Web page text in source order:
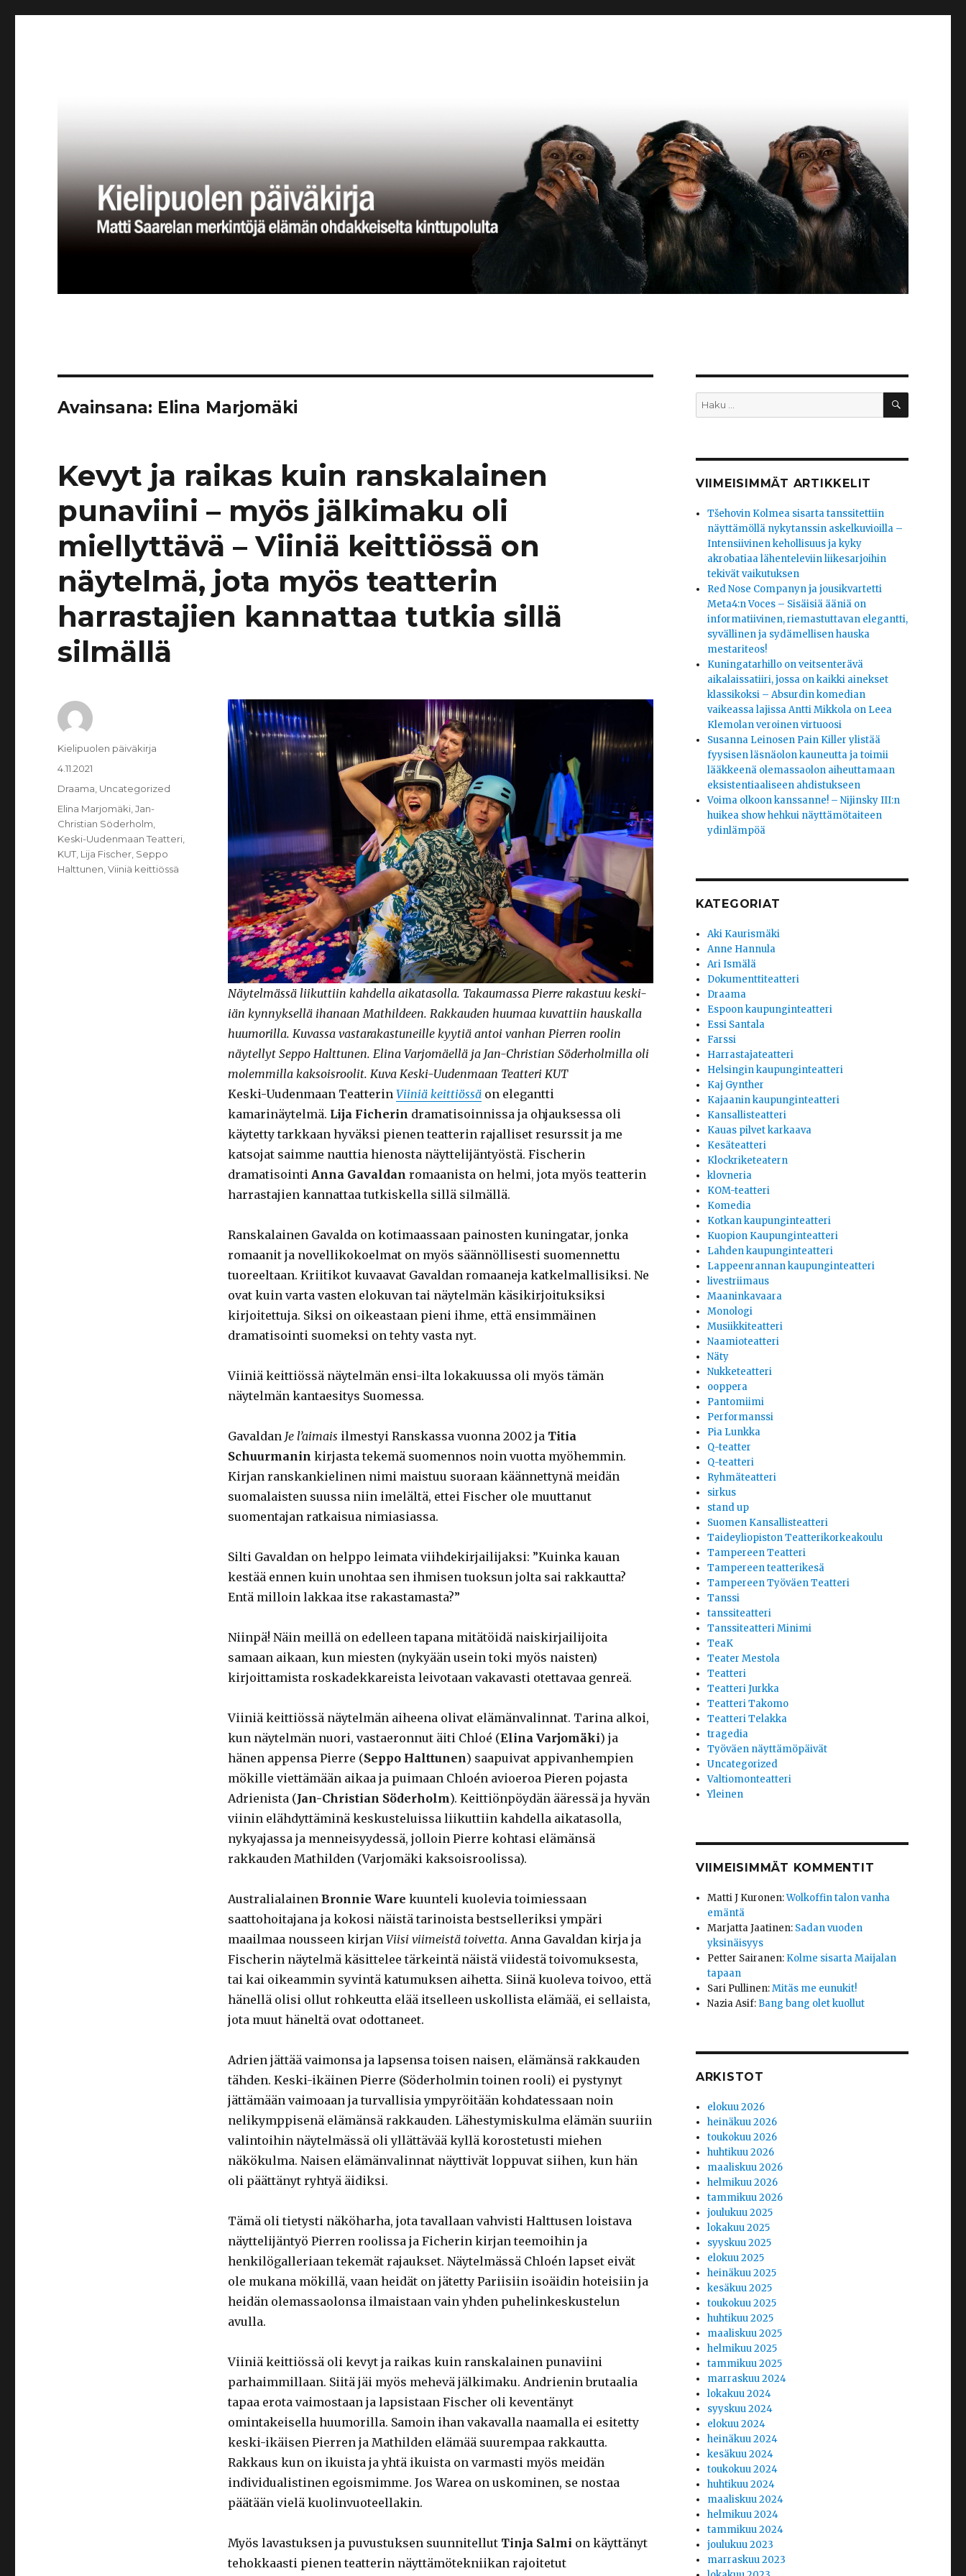
Avainsana: Elina Marjomäki
Kevyt ja raikas kuin ranskalainen
punaviini – myös jälkimaku oli
miellyttävä – Viiniä keittiössä on
näytelmä, jota myös teatterin
harrastajien kannattaa tutkia sillä
silmällä
Näytelmässä liikuttiin kahdella aikatasolla. Takaumassa Pierre rakastuu keski-
iän kynnyksellä ihanaan Mathildeen. Rakkauden huumaa kuvattiin hauskalla
huumorilla. Kuvassa vastarakastuneille kyytiä antoi vanhan Pierren roolin
näytellyt Seppo Halttunen. Elina Varjomäellä ja Jan-Christian Söderholmilla oli
molemmilla kaksoisroolit. Kuva Keski-Uudenmaan Teatteri KUT
Keski-Uudenmaan Teatterin Viiniä keittiössäon elegantti
kamarinäytelmä. Lija Ficherin dramatisoinnissa ja ohjauksessa oli
käytetty tarkkaan hyväksi pienen teatterin rajalliset resurssit ja me
katsojat saimme nauttia hienosta näyttelijäntyöstä. Fischerin
dramatisointi Anna Gavaldan romaanista on helmi, jota myös teatterin
harrastajien kannattaa tutkiskella sillä silmällä.
Ranskalainen Gavalda on kotimaassaan painosten kuningatar, jonka
romaanit ja novellikokoelmat on myös säännöllisesti suomennettu
tuoreeltaan. Kriitikot kuvaavat Gavaldan romaaneja katkelmallisiksi. Ne
ovat kuin varta vasten elokuvan tai näytelmän käsikirjoituksiksi
kirjoitettuja. Siksi on oikeastaan pieni ihme, että ensimmäinen
dramatisointi suomeksi on tehty vasta nyt.
Viiniä keittiössä näytelmän ensi-ilta lokakuussa oli myös tämän
näytelmän kantaesitys Suomessa.
Gavaldan Je l’aimais ilmestyi Ranskassa vuonna 2002 ja Titia
Schuurmanin kirjasta tekemä suomennos noin vuotta myöhemmin.
Kirjan ranskankielinen nimi maistuu suoraan käännettynä meidän
suomalaisten suussa niin imelältä, ettei Fischer ole muuttanut
suomentajan ratkaisua nimiasiassa.
Silti Gavaldan on helppo leimata viihdekirjailijaksi: ”Kuinka kauan
kestää ennen kuin unohtaa sen ihmisen tuoksun jolta sai rakkautta?
Entä milloin lakkaa itse rakastamasta?”
Niinpä! Näin meillä on edelleen tapana mitätöidä naiskirjailijoita
samaan aikaan, kun miesten (nykyään usein toki myös naisten)
kirjoittamista roskadekkareista leivotaan vakavasti otettavaa genreä.
Viiniä keittiössä näytelmän aiheena olivat elämänvalinnat. Tarina alkoi,
kun näytelmän nuori, vastaeronnut äiti Chloé (Elina Varjomäki) ja
hänen appensa Pierre (Seppo Halttunen) saapuivat appivanhempien
mökille viettämään aikaa ja puimaan Chloén avioeroa Pieren pojasta
Adrienista (Jan-Christian Söderholm). Keittiönpöydän ääressä ja hyvän
viinin elähdyttäminä keskusteluissa liikuttiin kahdella aikatasolla,
nykyajassa ja menneisyydessä, jolloin Pierre kohtasi elämänsä
rakkauden Mathilden (Varjomäki kaksoisroolissa).
Australialainen Bronnie Ware kuunteli kuolevia toimiessaan
saattohoitajana ja kokosi näistä tarinoista bestselleriksi ympäri
maailmaa nousseen kirjan Viisi viimeistä toivetta. Anna Gavaldan kirja ja
Fischerin näytelmä käsittelee tärkeintä näistä viidestä toivomuksesta,
tai kai oikeammin syvintä katumuksen aihetta. Siinä kuoleva toivoo, että
hänellä olisi ollut rohkeutta elää itselleen uskollista elämää, ei sellaista,
jota muut häneltä ovat odottaneet.
Adrien jättää vaimonsa ja lapsensa toisen naisen, elämänsä rakkauden
tähden. Keski-ikäinen Pierre (Söderholmin toinen rooli) ei pystynyt
jättämään vaimoaan ja turvallisia ympyröitään kohdatessaan noin
nelikymppisenä elämänsä rakkauden. Lähestymiskulma elämän suuriin
valintoihin näytelmässä oli yllättävää kyllä korostetusti miehen
näkökulma. Naisen elämänvalinnat näyttivät loppuvat siihen, kun hän
oli päättänyt ryhtyä äidiksi.
Tämä oli tietysti näköharha, jota tavallaan vahvisti Halttusen loistava
näyttelijäntyö Pierren roolissa ja Ficherin kirjan teemoihin ja
henkilögalleriaan tekemät rajaukset. Näytelmässä Chloén lapset eivät
ole mukana mökillä, vaan heidät on jätetty Pariisiin isoäidin hoteisiin ja
heidän olemassaolonsa ilmaistaan vain yhden puhelinkeskustelun
avulla.
Viiniä keittiössä oli kevyt ja raikas kuin ranskalainen punaviini
parhaimmillaan. Siitä jäi myös mehevä jälkimaku. Andrienin brutaalia
tapaa erota vaimostaan ja lapsistaan Fischer oli keventänyt
omintakeisella huumorilla. Samoin ihan vakavalla naamalla ei esitetty
keski-ikäisen Pierren ja Mathilden elämää suurempaa rakkautta.
Rakkaus kun on ikuista ja yhtä ikuista on varmasti myös meidän
individualistinen egoismimme. Jos Warea on uskominen, se nostaa
päätään vielä kuolinvuoteellakin.
Myös lavastuksen ja puvustuksen suunnitellut Tinja Salmi on käyttänyt
tehokkaasti pienen teatterin näyttämötekniikan rajoitetut
Kirjoittaja
Kielipuolen päiväkirja
Julkaistu
4.11.2021
Kategoriat
Draama Uncategorized
Avainsanat
Elina Marjomäki ,Jan-
Christian Söderholm
Keski-Uudenmaan Teatteri
KUT Lija Fischer Seppo
Halttunen ,Viiniä keittiössä
Etsi: HAKU
VIIMEISIMMÄT ARTIKKELIT
Tšehovin Kolmea sisarta tanssitettiin
näyttämöllä nykytanssin askelkuvioilla –
Intensiivinen kehollisuus ja kyky
akrobatiaa lähenteleviin liikesarjoihin
tekivät vaikutuksen
Red Nose Companyn ja jousikvartetti
Meta4:n Voces – Sisäisiä ääniä on
informatiivinen, riemastuttavan elegantti,
syvällinen ja sydämellisen hauska
mestariteos!
Kuningatarhillo on veitsenterävä
aikalaissatiiri, jossa on kaikki ainekset
klassikoksi – Absurdin komedian
vaikeassa lajissa Antti Mikkola on Leea
Klemolan veroinen virtuoosi
Susanna Leinosen Pain Killer ylistää
fyysisen läsnäolon kauneutta ja toimii
lääkkeenä olemassaolon aiheuttamaan
eksistentiaaliseen ahdistukseen
Voima olkoon kanssanne! – Nijinsky III:n
huikea show hehkui näyttämötaiteen
ydinlämpöä
KATEGORIAT
Aki Kaurismäki
Anne Hannula
Ari Ismälä
Dokumenttiteatteri
Draama
Espoon kaupunginteatteri
Essi Santala
Farssi
Harrastajateatteri
Helsingin kaupunginteatteri
Kaj Gynther
Kajaanin kaupunginteatteri
Kansallisteatteri
Kauas pilvet karkaava
Kesäteatteri
Klockriketeatern
klovneria
KOM-teatteri
Komedia
Kotkan kaupunginteatteri
Kuopion Kaupunginteatteri
Lahden kaupunginteatteri
Lappeenrannan kaupunginteatteri
livestriimaus
Maaninkavaara
Monologi
Musiikkiteatteri
Naamioteatteri
Näty
Nukketeatteri
ooppera
Pantomiimi
Performanssi
Pia Lunkka
Q-teatter
Q-teatteri
Ryhmäteatteri
sirkus
stand up
Suomen Kansallisteatteri
Taideyliopiston Teatterikorkeakoulu
Tampereen Teatteri
Tampereen teatterikesä
Tampereen Työväen Teatteri
Tanssi
tanssiteatteri
Tanssiteatteri Minimi
TeaK
Teater Mestola
Teatteri
Teatteri Jurkka
Teatteri Takomo
Teatteri Telakka
tragedia
Työväen näyttämöpäivät
Uncategorized
Valtiomonteatteri
Yleinen
VIIMEISIMMÄT KOMMENTIT
Matti J Kuronen:Wolkoffin talon vanha
emäntä
Marjatta Jaatinen: Sadan vuoden
yksinäisyys
Petter Sairanen: Kolme sisarta Maijalan
tapaan
Sari Pullinen:Mitäs me eunukit!
Nazia Asif: Bang bang olet kuollut
ARKISTOT
elokuu 2026
heinäkuu 2026
toukokuu 2026
huhtikuu 2026
maaliskuu 2026
helmikuu 2026
tammikuu 2026
joulukuu 2025
lokakuu 2025
syyskuu 2025
elokuu 2025
heinäkuu 2025
kesäkuu 2025
toukokuu 2025
huhtikuu 2025
maaliskuu 2025
helmikuu 2025
tammikuu 2025
marraskuu 2024
lokakuu 2024
syyskuu 2024
elokuu 2024
heinäkuu 2024
kesäkuu 2024
toukokuu 2024
huhtikuu 2024
maaliskuu 2024
helmikuu 2024
tammikuu 2024
joulukuu 2023
marraskuu 2023